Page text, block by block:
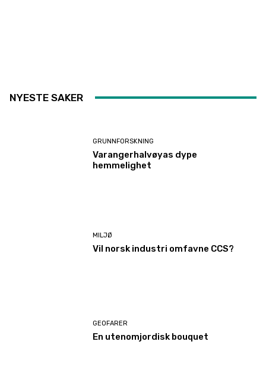
NYESTE SAKER
GRUNNFORSKNING
Varangerhalvøyas dype
hemmelighet
MILJØ
Vil norsk industri omfavne CCS?
GEOFARER
En utenomjordisk bouquet